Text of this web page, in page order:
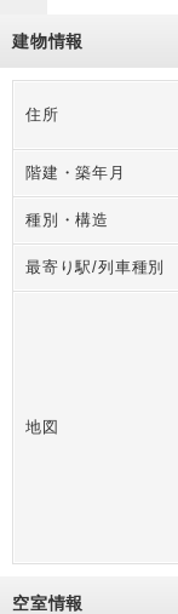
建物情報
住所
階建・築年月
種別・構造
最寄り駅/列車種別
地図
空室情報